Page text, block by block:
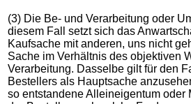
(3) Die Be- und Verarbeitung oder
diesem Fall setzt sich das
Kaufsache mit anderen, uns nicht
Sache im Verhältnis des objektiven
Verarbeitung. Dasselbe gilt für den
Bestellers als Hauptsache
so entstandene Alleineigentum oder